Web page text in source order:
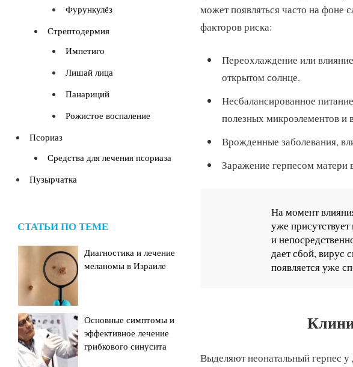
может появляться часто на фоне
факторов риска:
Переохлаждение или
открытом солнце.
Несбалансированное
полезных микроэлементов и
Врожденные заболевания,
Заражение герпесом матери
На момент
уже присутствует
и
дает сбой, вирус
появляется уже
Выделяют неонатальный герпес
Фурункулёз
Стрептодермия
Импетиго
Лишай лица
Панариций
Рожистое воспаление
Псориаз
Средства для лечения псориаза
Пузырчатка
СТАТЬИ ПО ТЕМЕ
Диагностика и лечение
меланомы в Израиле
Основные симптомы и
эффективное лечение
грибкового синусита